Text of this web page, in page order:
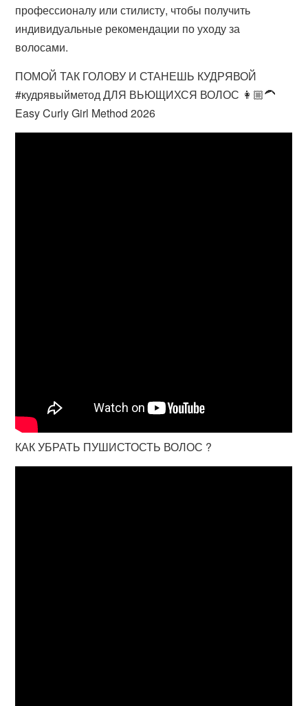
профессионалу или стилисту, чтобы получить
индивидуальные рекомендации по уходу за
волосами.
ПОМОЙ ТАК ГОЛОВУ И СТАНЕШЬ КУДРЯВОЙ
#кудрявыйметод ДЛЯ ВЬЮЩИХСЯ ВОЛОС 👩🏼‍🦱
Easy Curly Girl Method 2026
КАК УБРАТЬ ПУШИСТОСТЬ ВОЛОС ?